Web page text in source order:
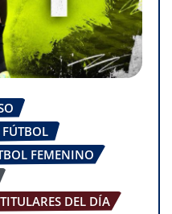
FÚTBOL
FEMENINO
TITULARES DEL DÍA